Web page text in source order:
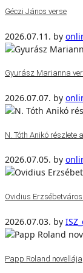
Géczi János verse
2026.07.11. by
Gyurász Marianna
2026.07.07. by
N. Tóth Anikó részlete
2026.07.05. by
Ovidius
2026.07.03. by
Papp Roland novellája